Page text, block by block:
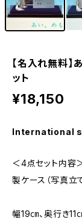
【名入れ無料
ット
¥18,150
International
＜4点セット内
製ケース（写真
幅19㎝、奥行き11